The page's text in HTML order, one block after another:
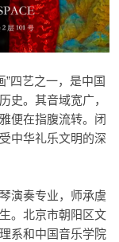
”四艺之一，是中国
史。其音域宽广，
便在指腹流转。 闭
中华礼乐文明的深
演奏专业，师承虞
。北京市朝阳区文
系和中国音乐学院